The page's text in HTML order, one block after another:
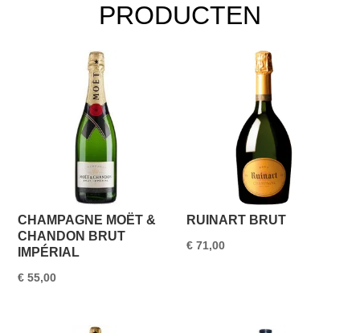
PRODUCTEN
CHAMPAGNE MOËT &
CHANDON BRUT
IMPÉRIAL
€ 55,00
RUINART BRUT
€ 71,00